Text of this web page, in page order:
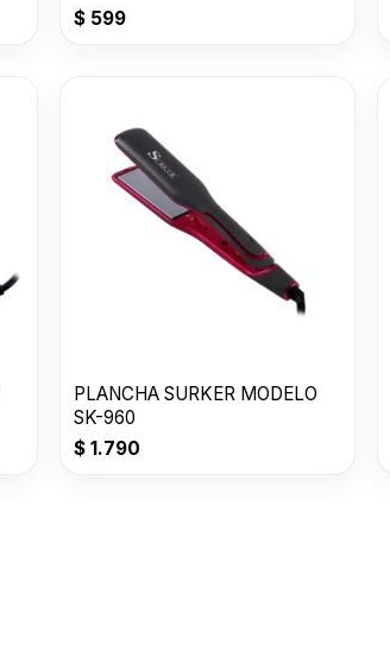
$599
PLANCHA SURKER MODELO
SK-960
$1.790